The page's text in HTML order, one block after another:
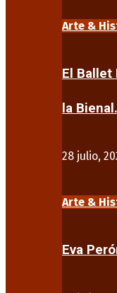
Arte &
El Ballet
la
28 julio,
Arte &
Eva